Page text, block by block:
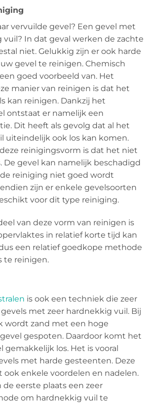
vervuilde gevel? Een gevel met
vuil? In dat geval werken de zachte
niet. Gelukkig zijn er ook harde
gevel te reinigen. Chemisch
goed voorbeeld van. Het
manier van reinigen is dat het
kan reinigen. Dankzij het
ontstaat er namelijk een
Dit heeft als gevolg dat al het
uiteindelijk ook los kan komen.
reinigingsvorm is dat het niet
De gevel kan namelijk beschadigd
reiniging niet goed wordt
zijn er enkele gevelsoorten
voor dit type reiniging.
van deze vorm van reinigen is
in relatief korte tijd kan
een relatief goedkope methode
te reinigen.
is ook een techniek die zeer
met zeer hardnekkig vuil. Bij
wordt zand met een hoge
gespoten. Daardoor komt het
gemakkelijk los. Het is vooral
met harde gesteenten. Deze
enkele voordelen en nadelen.
de eerste plaats een zeer
om hardnekkig vuil te